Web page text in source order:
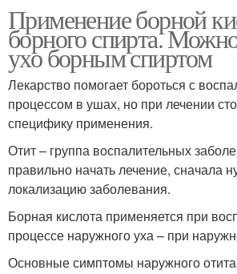
Применение борной
борного спирта.
ухо борным спиртом
Лекарство помогает бороться с
процессом в ушах, но при лечении
специфику применения.
Отит – группа воспалительных
правильно начать лечение, сначала
локализацию заболевания.
Борная кислота применяется при
процессе наружного уха – при
Основные симптомы наружного